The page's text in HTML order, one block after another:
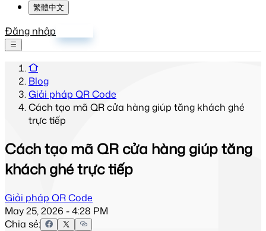
繁體中文
Đăng nhập
Blog
Giải pháp QR Code
Cách tạo mã QR cửa hàng giúp tăng khách ghé
trực tiếp
Cách tạo mã QR cửa hàng giúp tăng
khách ghé trực tiếp
Giải pháp QR Code
May 25, 2026 - 4:28 PM
Chia sẻ: